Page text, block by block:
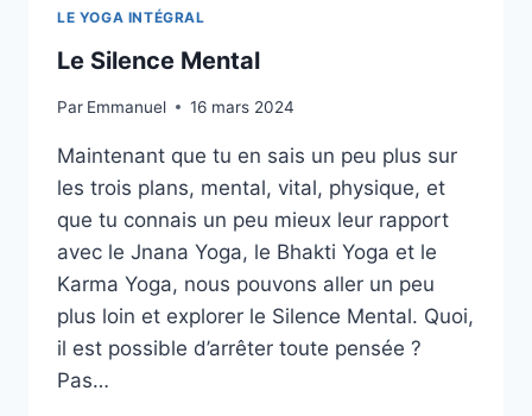
LE YOGA INTÉGRAL
Le Silence Mental
Par Emmanuel 16 mars 2024
Maintenant que tu en sais un peu plus sur
les trois plans, mental, vital, physique, et
que tu connais un peu mieux leur rapport
avec le Jnana Yoga, le Bhakti Yoga et le
Karma Yoga, nous pouvons aller un peu
plus loin et explorer le Silence Mental. Quoi,
il est possible d’arrêter toute pensée ?
Pas…